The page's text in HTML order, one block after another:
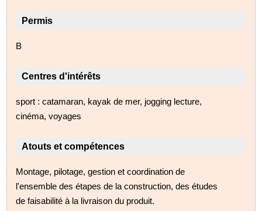
Permis
B
Centres d'intérêts
sport : catamaran, kayak de mer, jogging lecture,
cinéma, voyages
Atouts et compétences
Montage, pilotage, gestion et coordination de
l'ensemble des étapes de la construction, des études
de faisabilité à la livraison du produit.